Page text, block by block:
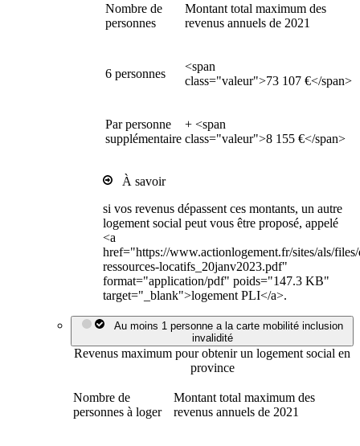
Nombre de
personnes
Montant total maximum des
revenus annuels de 2021
6 personnes
<span
class="valeur">73 107 €</span>
Par personne
supplémentaire
+ <span
class="valeur">8 155 €</span>
À savoir
si vos revenus dépassent ces montants, un autre
logement social peut vous être proposé, appelé
<a
href="https://www.actionlogement.fr/sites/als/
ressources-locatifs_20janv2023.pdf"
format="application/pdf" poids="147.3 KB"
target="_blank">logement PLI</a>.
Au moins 1 personne a la carte mobilité inclusion
invalidité
Revenus maximum pour obtenir un logement social en
province
Nombre de
personnes à loger
Montant total maximum des
revenus annuels de 2021